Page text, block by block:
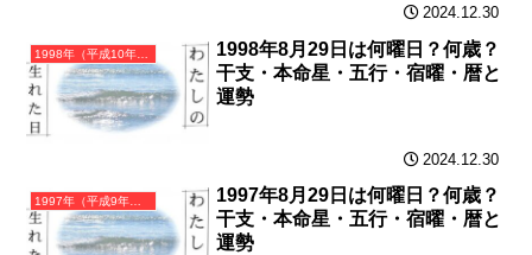
2024.12.30
1998年（平成10年）戊寅（つちのえとら）・寅年（とら年）カレンダー（月曜はじまり）
1998年8月29日は何曜日？何歳？
干支・本命星・五行・宿曜・暦と
運勢
2024.12.30
1997年（平成9年）丁丑（ひのとうし）・丑年（うし年）カレンダー（月曜はじまり）
1997年8月29日は何曜日？何歳？
干支・本命星・五行・宿曜・暦と
運勢